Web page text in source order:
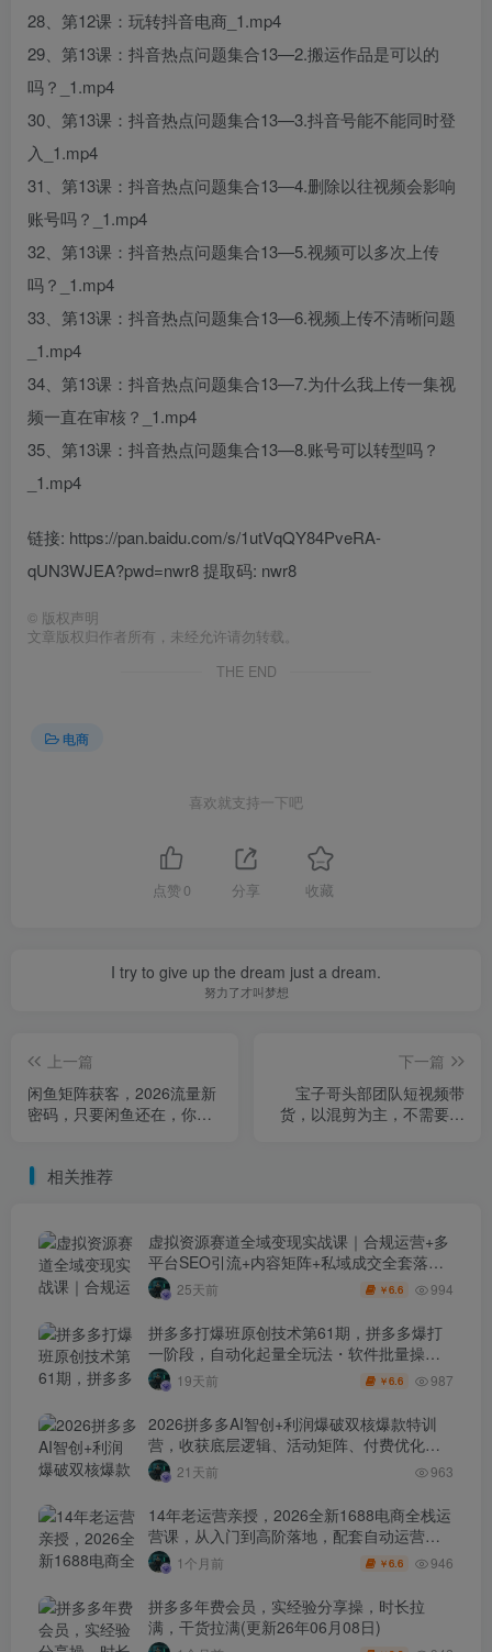
28、第12课：玩转抖音电商_1.mp4
29、第13课：抖音热点问题集合13—2.搬运作品是可以的
吗？_1.mp4
30、第13课：抖音热点问题集合13—3.抖音号能不能同时登
入_1.mp4
31、第13课：抖音热点问题集合13—4.删除以往视频会影响
账号吗？_1.mp4
32、第13课：抖音热点问题集合13—5.视频可以多次上传
吗？_1.mp4
33、第13课：抖音热点问题集合13—6.视频上传不清晰问题
_1.mp4
34、第13课：抖音热点问题集合13—7.为什么我上传一集视
频一直在审核？_1.mp4
35、第13课：抖音热点问题集合13—8.账号可以转型吗？
_1.mp4
链接: https://pan.baidu.com/s/1utVqQY84PveRA-
qUN3WJEA?pwd=nwr8 提取码: nwr8
© 版权声明
文章版权归作者所有，未经允许请勿转载。
THE END
电商
喜欢就支持一下吧
点赞 0 分享 收藏
I try to give up the dream just a dream.
努力了才叫梦想
上一篇
闲鱼矩阵获客，2026流量新
密码，只要闲鱼还在，你的
下一篇
宝子哥头部团队短视频带
货，以混剪为主，不需要真
相关推荐
虚拟资源赛道全域变现实战课｜合规运营+多
平台SEO引流+内容矩阵+私域成交全套落地
玩法25天前 ￥6.6 994
拼多多打爆班原创技术第61期，拼多多爆打
一阶段，自动化起量全玩法・软件批量操
作・投产优化・大促矩阵实战课
19天前 ￥6.6 987
2026拼多多AI智创+利润爆破双核爆款特训
营，收获底层逻辑、活动矩阵、付费优化、
0-1打爆SOP
21天前 963
14年老运营亲授，2026全新1688电商全栈运
营课，从入门到高阶落地，配套自动运营表
+工具包+直播诊断等
1个月前 ￥6.6 946
拼多多年费会员，实经验分享操，时长拉
满，干货拉满(更新26年06月08日)